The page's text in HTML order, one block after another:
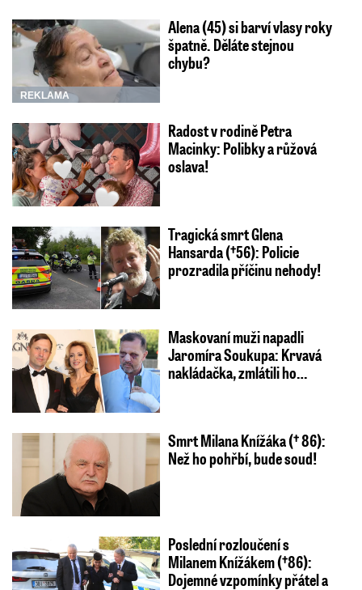
REKLAMA
Alena (45) si barví vlasy roky
špatně. Děláte stejnou
chybu?
Radost v rodině Petra
Macinky: Polibky a růžová
oslava!
Tragická smrt Glena
Hansarda (†56): Policie
prozradila příčinu nehody!
Maskovaní muži napadli
Jaromíra Soukupa: Krvavá
nakládačka, zmlátili ho…
Smrt Milana Knížáka († 86):
Než ho pohřbí, bude soud!
Poslední rozloučení s
Milanem Knížákem (†86):
Dojemné vzpomínky přátel a